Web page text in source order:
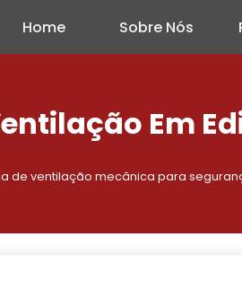
Home Sobre Nós
Em
de ventilação mecânica para